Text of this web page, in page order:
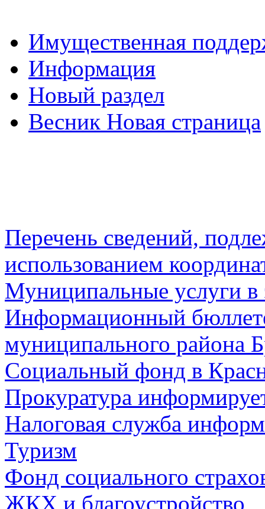
Имущественная
Информация
Новый раздел
Весник Новая страница
Перечень сведений,
использованием
Муниципальные услуги в
Информационный
муниципального района
Социальный фонд в
Прокуратура
Налоговая служба
Туризм
Фонд социального
ЖКХ и благоустройство